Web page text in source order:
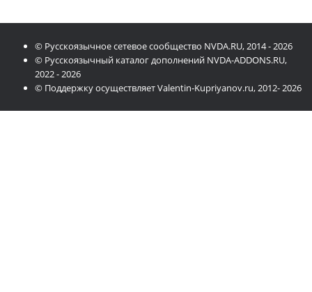
© Русскоязычное сетевое сообщество NVDA.RU, 2014 - 2026
© Русскоязычный каталог дополнений NVDA-ADDONS.RU,
2022 - 2026
© Поддержку осуществляет Valentin-Kupriyanov.ru, 2012- 2026